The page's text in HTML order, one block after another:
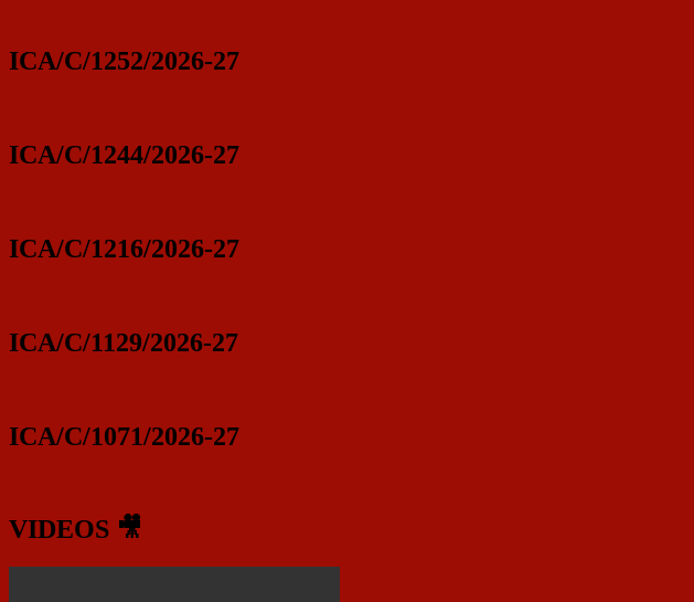
ICA/C/1252/2026-27
ICA/C/1244/2026-27
ICA/C/1216/2026-27
ICA/C/1129/2026-27
ICA/C/1071/2026-27
VIDEOS 🎥